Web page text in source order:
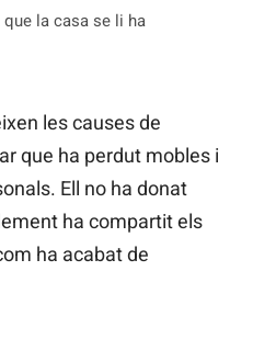
la casa se li ha
les causes de
que ha perdut mobles i
Ell no ha donat
ha compartit els
ha acabat de